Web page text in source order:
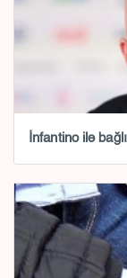
İnfantino ilə